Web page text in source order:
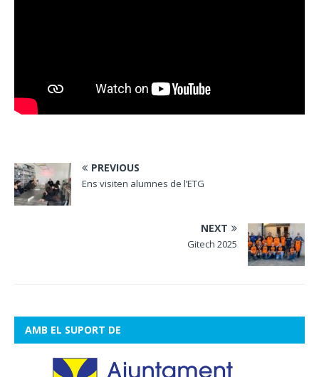
PREVIOUS
Ens visiten alumnes de l’ETG
NEXT
Gitech 2025
AMB EL SUPORT DE